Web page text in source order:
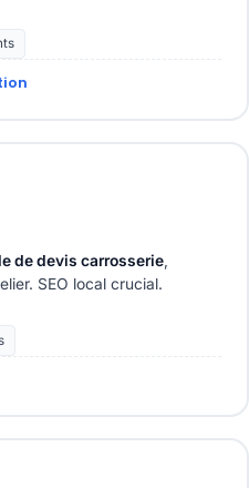
de devis carrosserie,
SEO local crucial.